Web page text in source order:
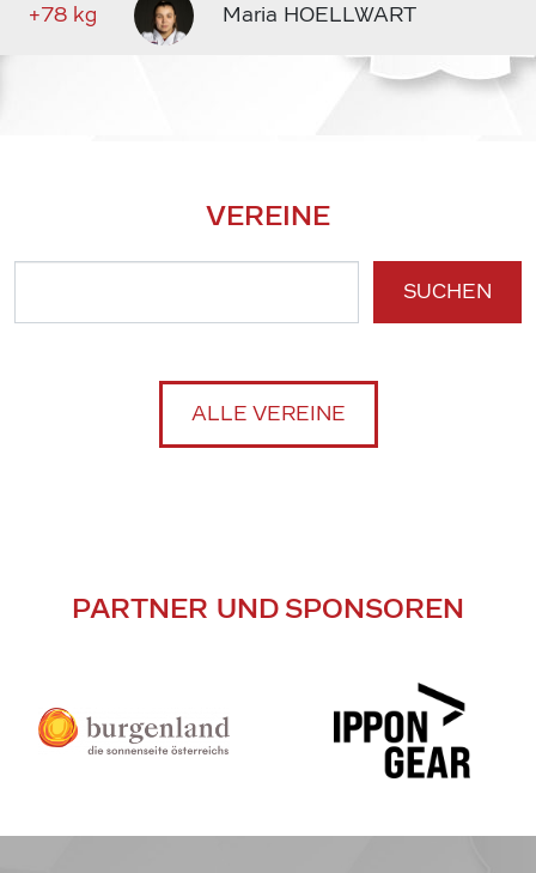
+78 kg Maria HOELLWART
VEREINE
SUCHEN
ALLE VEREINE
PARTNER UND SPONSOREN